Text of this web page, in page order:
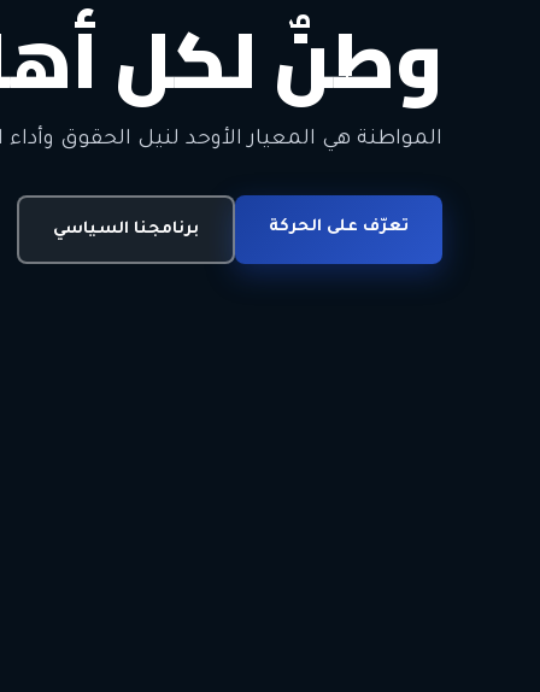
وطنٌ لكل
المواطنة هي المعيار الأوحد لنيل الحقوق وأداء
تعرّف على الحركة برنامجنا السياسي
معاً من أجل
الحرية • الوحدة • السلام • الديمقراطية
انضم للحركة اتصل بنا